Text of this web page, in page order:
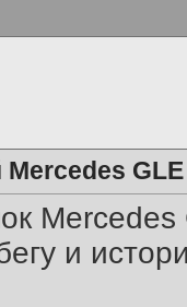
GLE
Mercedes
и